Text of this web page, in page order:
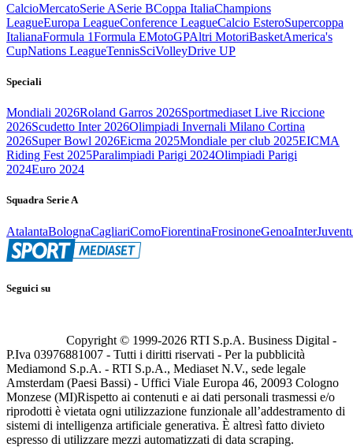
CalcioMercatoSerie ASerie BCoppa ItaliaChampions
LeagueEuropa LeagueConference LeagueCalcio EsteroSupercoppa
ItalianaFormula 1Formula EMotoGPAltri MotoriBasketAmerica's
CupNations LeagueTennisSciVolleyDrive UP
Speciali
Mondiali 2026Roland Garros 2026Sportmediaset Live Riccione
2026Scudetto Inter 2026Olimpiadi Invernali Milano Cortina
2026Super Bowl 2026Eicma 2025Mondiale per club 2025EICMA
Riding Fest 2025Paralimpiadi Parigi 2024Olimpiadi Parigi
2024Euro 2024
Squadra Serie A
AtalantaBolognaCagliariComoFiorentinaFrosinoneGenoaInter
Seguici su
Copyright © 1999-2026 RTI S.p.A. Business Digital -
P.Iva 03976881007 - Tutti i diritti riservati - Per la pubblicità
Mediamond S.p.A. - RTI S.p.A., Mediaset N.V., sede legale
Amsterdam (Paesi Bassi) - Uffici Viale Europa 46, 20093 Cologno
Monzese (MI)Rispetto ai contenuti e ai dati personali trasmessi e/o
riprodotti è vietata ogni utilizzazione funzionale all’addestramento di
sistemi di intelligenza artificiale generativa. È altresì fatto divieto
espresso di utilizzare mezzi automatizzati di data scraping.